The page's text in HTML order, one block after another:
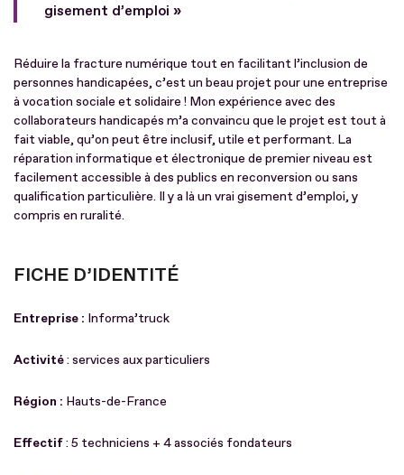
gisement d’emploi »
Réduire la fracture numérique tout en facilitant l’inclusion de
personnes handicapées, c’est un beau projet pour une entreprise
à vocation sociale et solidaire ! Mon expérience avec des
collaborateurs handicapés m’a convaincu que le projet est tout à
fait viable, qu’on peut être inclusif, utile et performant. La
réparation informatique et électronique de premier niveau est
facilement accessible à des publics en reconversion ou sans
qualification particulière. Il y a là un vrai gisement d’emploi, y
compris en ruralité.
FICHE D’IDENTITÉ
Entreprise : Informa’truck
Activité: services aux particuliers
Région : Hauts-de-France
Effectif: 5 techniciens + 4 associés fondateurs